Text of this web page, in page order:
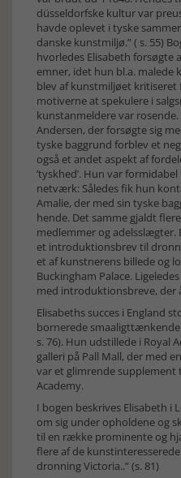
düsseldorfske kultur var
havde oplevet i tyske
danske kunstmiljø.” ( s. 55)
hvorledes Elisabeth forsøgte
emner, idet hun bl.a. malede
blev af kunstmiljøet kritiseret
motiverne at spekulere i
kunstanmeldere var rosende.
Andersen, der forsøgte sig
tyske baggrund forblev et
også et andet aspekt af
’tyskhed’. Hun var
netværk: Således fik hun
Amalie, der med sin tyske
hende. Det samme gjaldt
medlemmer og adelsslægter.
et introduktionsbrev til
et af kunstnerens billede og
Buckingham Palace.
med introduktionsbreve, der
Elisabeths succes i England
bornerede
s. 76). Hun udstillede i Royal
galleri på Pall Mall, der med
var et glimrende supplement
Academy.
I bogen beskrives Elisabeth i
om sig under opholdene og
til en række prominente og
flere af de
dronning Victoria..” (s. 81)